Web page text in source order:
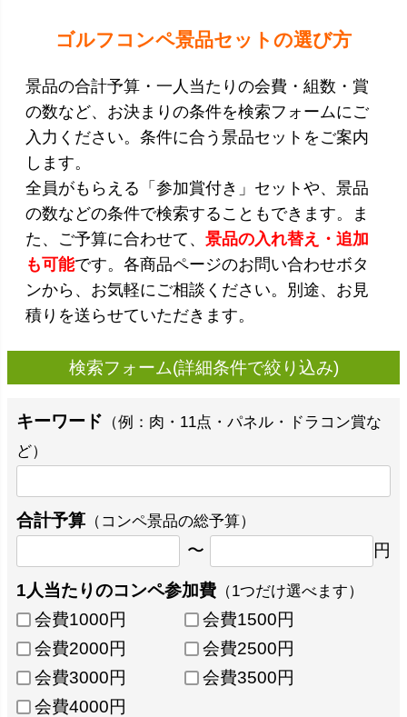
ゴルフコンペ景品セットの選び方
景品の合計予算・一人当たりの会費・組数・賞
の数など、お決まりの条件を検索フォームにご
入力ください。条件に合う景品セットをご案内
します。
全員がもらえる「参加賞付き」セットや、景品
の数などの条件で検索することもできます。ま
た、ご予算に合わせて、 景品の入れ替え・追加
も可能です。各商品ページのお問い合わせボタ
ンから、お気軽にご相談ください。別途、お見
積りを送らせていただきます。
検索フォーム(詳細条件で絞り込み)
キーワード （例：肉・11点・パネル・ドラコン賞な
ど）
合計予算 （コンペ景品の総予算）
〜 円
1人当たりのコンペ参加費 （1つだけ選べます）
会費1000円
会費1500円
会費2000円
会費2500円
会費3000円
会費3500円
会費4000円